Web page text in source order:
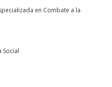
en Combate a la
Social